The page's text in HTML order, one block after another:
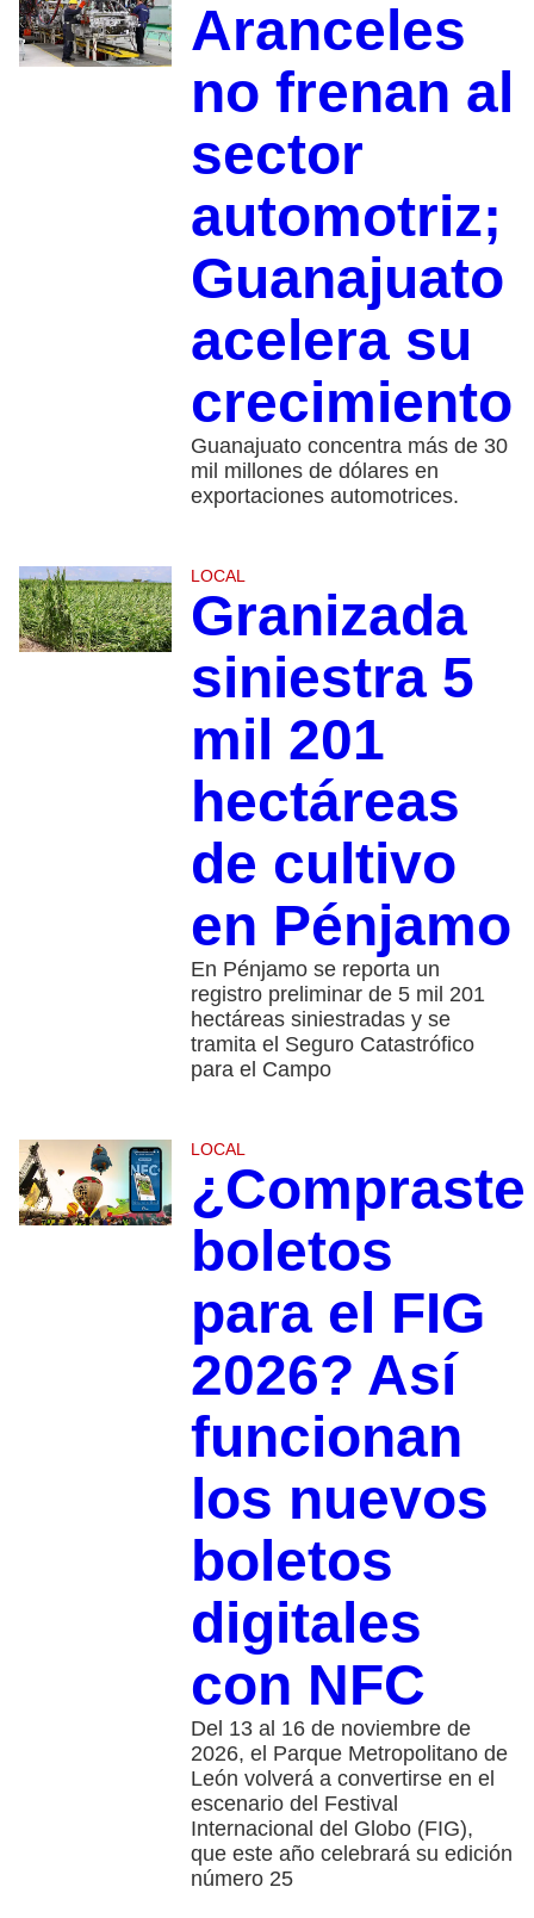
Aranceles
no frenan al
sector
automotriz;
Guanajuato
acelera su
crecimiento
Guanajuato concentra más de 30
mil millones de dólares en
exportaciones automotrices.
LOCAL
Granizada
siniestra 5
mil 201
hectáreas
de cultivo
en Pénjamo
En Pénjamo se reporta un
registro preliminar de 5 mil 201
hectáreas siniestradas y se
tramita el Seguro Catastrófico
para el Campo
LOCAL
¿Compraste
boletos
para el FIG
2026? Así
funcionan
los nuevos
boletos
digitales
con NFC
Del 13 al 16 de noviembre de
2026, el Parque Metropolitano de
León volverá a convertirse en el
escenario del Festival
Internacional del Globo (FIG),
que este año celebrará su edición
número 25